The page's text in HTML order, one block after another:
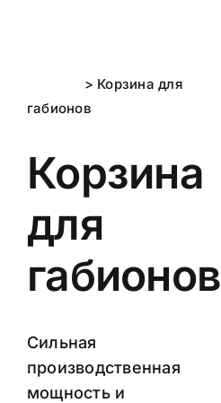
> Корзина для
габионов
Корзина
для
габионов
Сильная
производственная
мощность и